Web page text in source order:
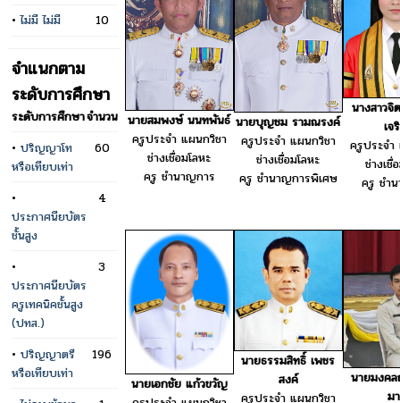
•ไม่มี ไม่มี 10
จำแนกตาม
ระดับการศึกษา
ระดับการศึกษาจำนวน
• ปริญญาโท
หรือเทียบเท่า
60
•
ประกาศนียบัตร
ชั้นสูง
4
•
ประกาศนียบัตร
ครูเทคนิคชั้นสูง
(ปทส.)
3
• ปริญญาตรี
หรือเทียบเท่า
196
นายสมพงษ์ นนทพันธ์
ครูประจำ แผนกวิชา
ช่างเชื่อมโลหะ
ครู ชำนาญการ
นายบุญชม รามณรงค์
ครูประจำ แผนกวิชา
ช่างเชื่อมโลหะ
ครู ชำนาญการพิเศษ
นางสาวจิ
เ
ครูประจำ
ช่างเชื่
ครู ชำ
นายเอกชัย แก้วขวัญ
นายธรรมสิทธิ์ เพชร
สงค์
ครูประจำ แผนกวิชา
นายมงค
ม